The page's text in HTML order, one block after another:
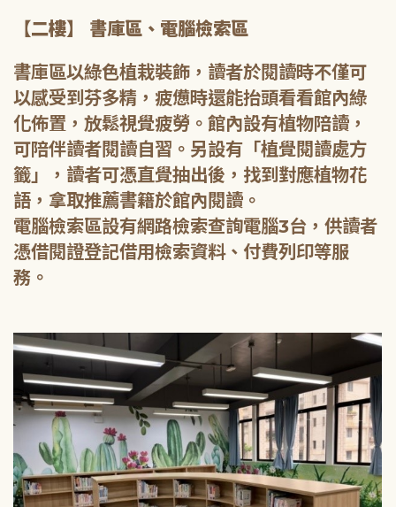
【二樓】 書庫區、電腦檢索區
書庫區以綠色植栽裝飾，讀者於閱讀時不僅可
以感受到芬多精，疲憊時還能抬頭看看館內綠
化佈置，放鬆視覺疲勞。館內設有植物陪讀，
可陪伴讀者閱讀自習。另設有「植覺閱讀處方
籤」，讀者可憑直覺抽出後，找到對應植物花
語，拿取推薦書籍於館內閱讀。
電腦檢索區設有網路檢索查詢電腦3台，供讀者
憑借閱證登記借用檢索資料、付費列印等服
務。